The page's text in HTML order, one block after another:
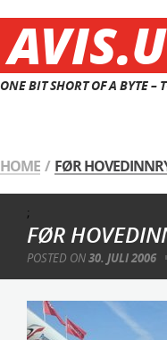
ONE BIT SHORT OF A BYTE –
HOME / FØR
;
FØR
POSTED ON30. JULI 2006